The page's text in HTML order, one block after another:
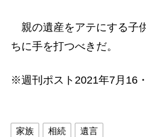
親の遺産をアテにする子
ちに手を打つべきだ。
※週刊ポスト2021年7月16
家族 相続 遺言